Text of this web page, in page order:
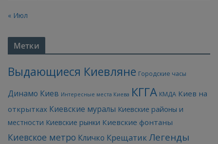
« Июл
Метки
Выдающиеся Киевляне Городские часы
Динамо Киев Интересные места Киева КГГА КМДА Киев на
открытках Киевские муралы Киевские районы и
местности Киевские рынки Киевские фонтаны
Киевское метро Кличко КрещатикЛегенды